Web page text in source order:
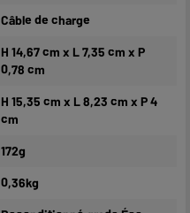
Câble de charge
H 14,67 cm x L 7,35 cm x P
0,78 cm
H 15,35 cm x L 8,23 cm x P 4
cm
172g
0,36kg